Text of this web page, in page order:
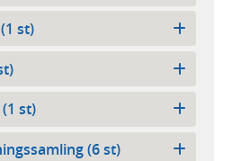
st)
st)
(6 st)